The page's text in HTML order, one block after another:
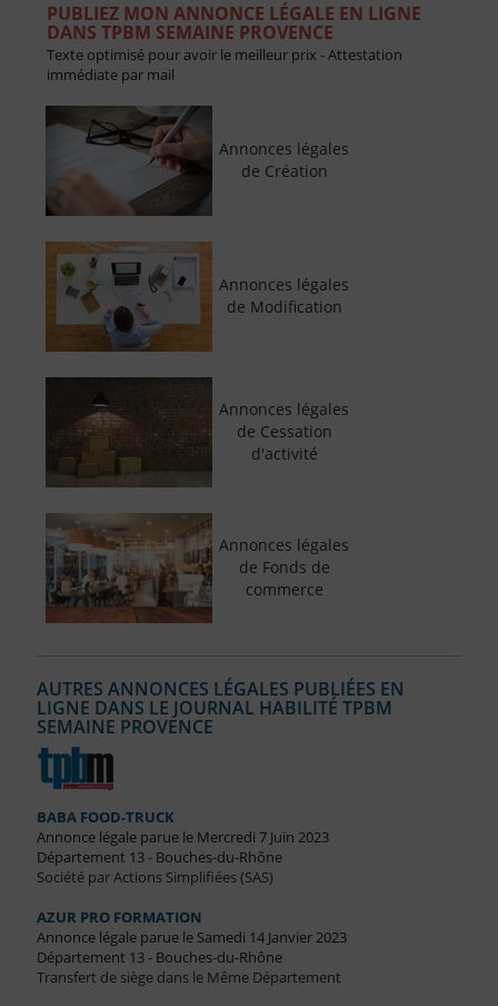
PUBLIEZ MON ANNONCE LÉGALE EN LIGNE
DANS TPBM SEMAINE PROVENCE
Texte optimisé pour avoir le meilleur prix - Attestation
immédiate par mail
Annonces légales
de Création
Annonces légales
de Modification
Annonces légales
de Cessation
d'activité
Annonces légales
de Fonds de
commerce
AUTRES ANNONCES LÉGALES PUBLIÉES EN
LIGNE DANS LE JOURNAL HABILITÉ TPBM
SEMAINE PROVENCE
BABA FOOD-TRUCK
Annonce légale parue le Mercredi 7 Juin 2023
Département 13 - Bouches-du-Rhône
Société par Actions Simplifiées (SAS)
AZUR PRO FORMATION
Annonce légale parue le Samedi 14 Janvier 2023
Département 13 - Bouches-du-Rhône
Transfert de siège dans le Même Département